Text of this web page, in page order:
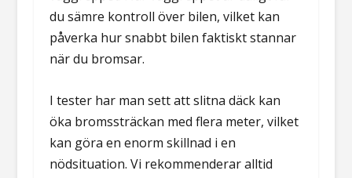
du sämre kontroll över bilen, vilket kan
påverka hur snabbt bilen faktiskt stannar
när du bromsar.
I tester har man sett att slitna däck kan
öka bromssträckan med flera meter, vilket
kan göra en enorm skillnad i en
nödsituation. Vi rekommenderar alltid